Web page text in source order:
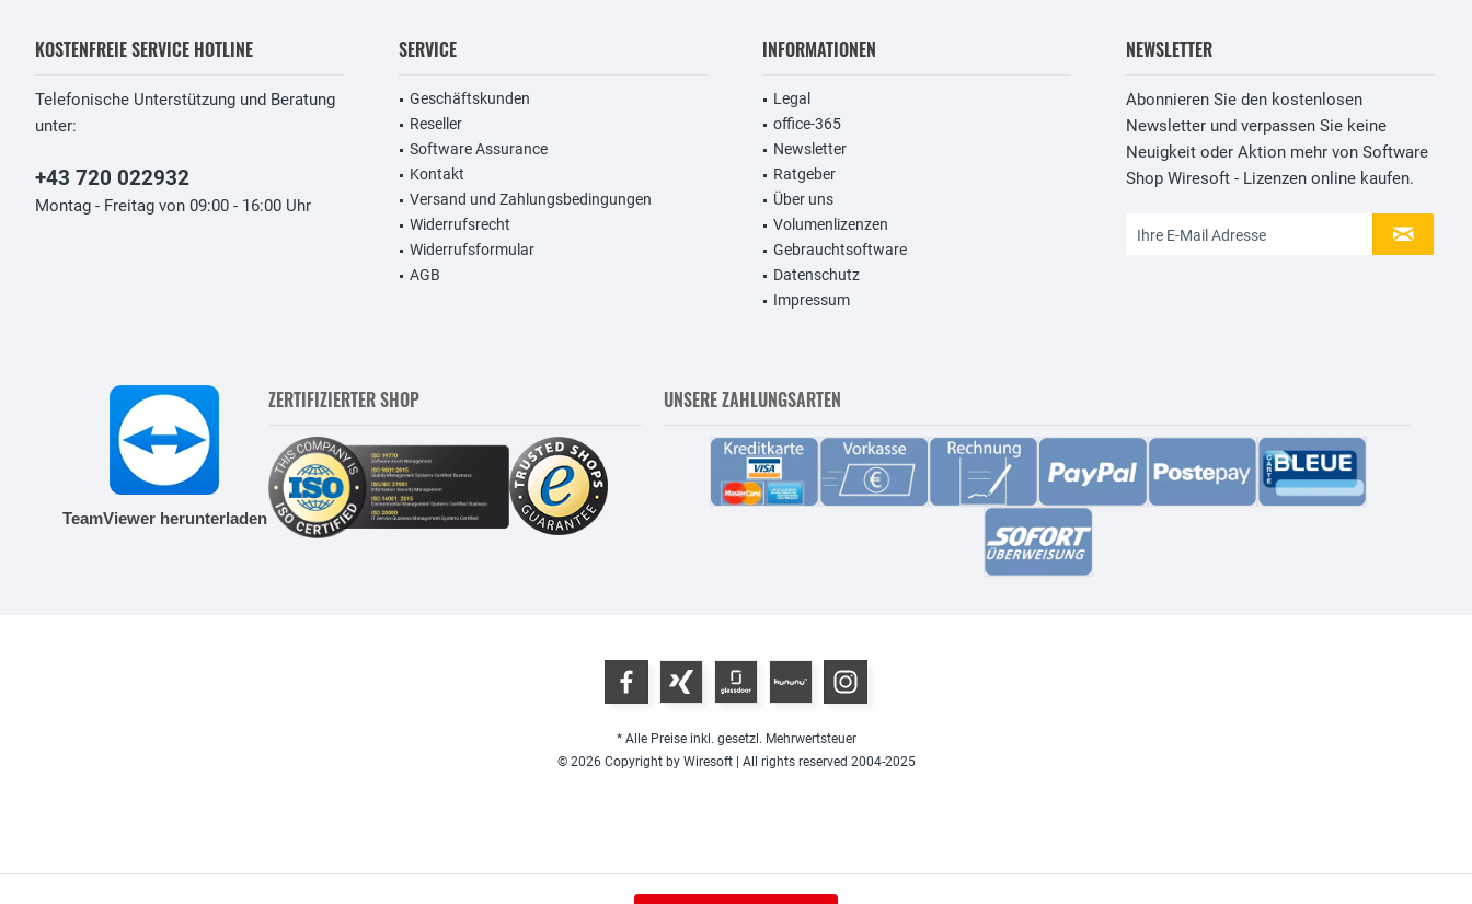
KOSTENFREIE SERVICE HOTLINE
Telefonische Unterstützung und Beratung
unter:
+43 720 022932
Montag - Freitag von 09:00 - 16:00 Uhr
SERVICE
Geschäftskunden
Reseller
Software Assurance
Kontakt
Versand und Zahlungsbedingungen
Widerrufsrecht
Widerrufsformular
AGB
INFORMATIONEN
Legal
office-365
Newsletter
Ratgeber
Über uns
Volumenlizenzen
Gebrauchtsoftware
Datenschutz
Impressum
NEWSLETTER
Abonnieren Sie den kostenlosen
Newsletter und verpassen Sie keine
Neuigkeit oder Aktion mehr von Software
Shop Wiresoft - Lizenzen online kaufen.
TeamViewer herunterladen
ZERTIFIZIERTER SHOP UNSERE ZAHLUNGSARTEN
* Alle Preise inkl. gesetzl. Mehrwertsteuer
© 2026 Copyright by Wiresoft | All rights reserved 2004-2025